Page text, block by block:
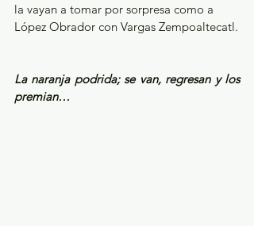
la vayan a tomar por sorpresa como a
López Obrador con Vargas Zempoaltecatl.
La naranja podrida; se van, regresan y los
premian…